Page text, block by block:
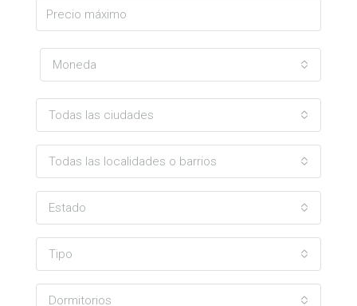
Moneda
Todas las ciudades
Todas las localidades o barrios
Estado
Tipo
Dormitorios